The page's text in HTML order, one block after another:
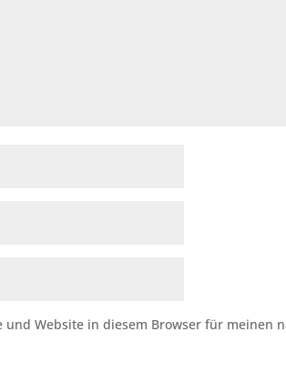
und Website in diesem Browser für meinen